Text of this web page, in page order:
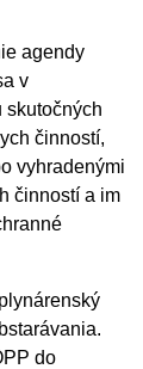
agendy
v
skutočných
činností,
vyhradenými
činností a im
do